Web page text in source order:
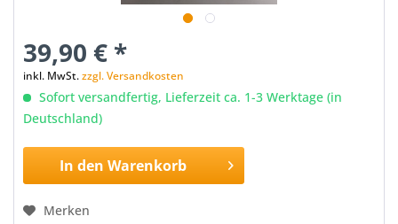
39,90 € *
inkl. MwSt.zzgl. Versandkosten
Sofort versandfertig, Lieferzeit ca. 1-3 Werktage (in
Deutschland)
In den Warenkorb
Merken